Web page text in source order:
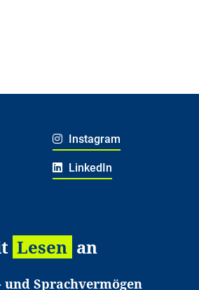
Instagram
LinkedIn
Lesen an
und Sprachvermögen